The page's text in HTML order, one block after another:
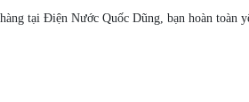
tại Điện Nước Quốc Dũng, bạn hoàn toàn